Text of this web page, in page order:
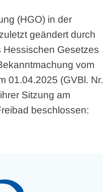
(HGO) in der
geändert durch
Hessischen Gesetzes
vom
01.04.2025 (GVBl. Nr.
Sitzung am
beschlossen: